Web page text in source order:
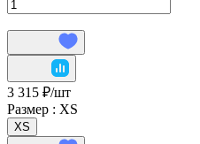
3 315 ₽/шт
Размер : XS
XS